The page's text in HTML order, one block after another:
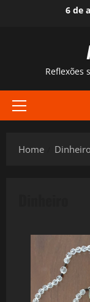
6 de
Reflexões
Primary
Home